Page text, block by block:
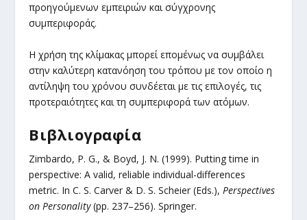
προηγούμενων εμπειριών και σύγχρονης
συμπεριφοράς.
Η χρήση της κλίμακας μπορεί επομένως να συμβάλει
στην καλύτερη κατανόηση του τρόπου με τον οποίο η
αντίληψη του χρόνου συνδέεται με τις επιλογές, τις
προτεραιότητες και τη συμπεριφορά των ατόμων.
Βιβλιογραφία
Zimbardo, P. G., & Boyd, J. N. (1999). Putting time in
perspective: A valid, reliable individual-differences
metric. In C. S. Carver & D. S. Scheier (Eds.),Perspectives
on Personality(pp. 237–256). Springer.